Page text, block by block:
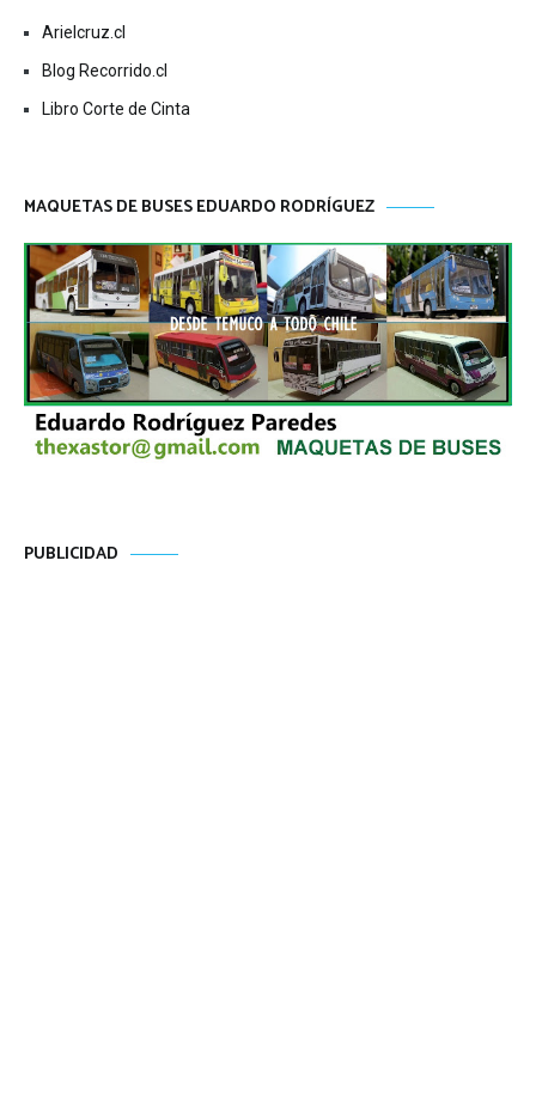
Arielcruz.cl
Blog Recorrido.cl
Libro Corte de Cinta
MAQUETAS DE BUSES EDUARDO RODRÍGUEZ
PUBLICIDAD